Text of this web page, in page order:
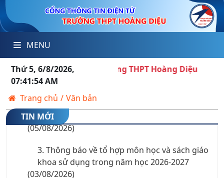
MENU
Thứ 5, 6/8/2026,
07:41:55 AM
tin điện tử của Trường THPT Hoàng Diệu
Trang chủ / Văn bản
TIN MỚI
1. Thư mời Hội nghị phụ huynh học sinh khối
10 năm học 2026-2027
(06/08/2026)
2. Danh sách xếp lớp 10 theo tổ hợp môn -
năm học 2026-2027
(05/08/2026)
3. Thông báo về tổ hợp môn học và sách giáo
khoa sử dụng trong năm học 2026-2027
(03/08/2026)